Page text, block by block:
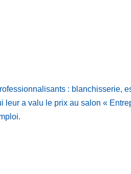
: blanchisserie,
leur a valu le prix au salon «